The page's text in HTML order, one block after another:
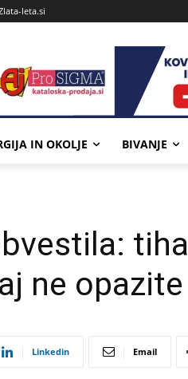
leta.si
IN OKOLJE BIVANJE
tiha
ne opazite
Linkedin Email